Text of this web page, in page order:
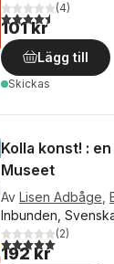
4,5utav 5 stjärnor.
(4)
101 kr
Lägg till
Skickas
Kolla konst! :
Museet
Av Lisen Adbåge
Inbunden,
5,0utav 5 stjärnor.
(2)
192 kr